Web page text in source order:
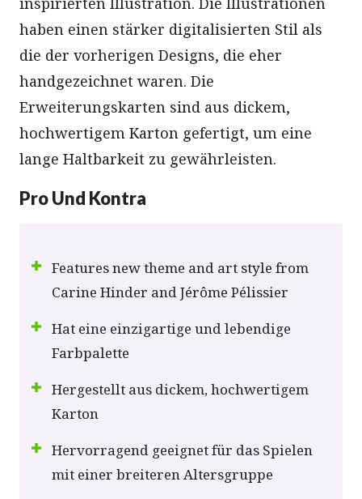
haben einen stärker digitalisierten Stil als
die der vorherigen Designs, die eher
handgezeichnet waren. Die
Erweiterungskarten sind aus dickem,
hochwertigem Karton gefertigt, um eine
lange Haltbarkeit zu gewährleisten.
Pro Und Kontra
Features new theme and art style from
Carine Hinder and Jérôme Pélissier
Hat eine einzigartige und lebendige
Farbpalette
Hergestellt aus dickem, hochwertigem
Karton
Hervorragend geeignet für das Spielen
mit einer breiteren Altersgruppe